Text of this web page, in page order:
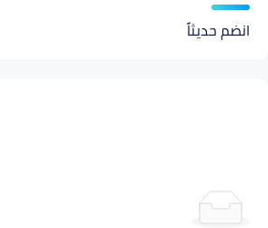
انضم حديثاً